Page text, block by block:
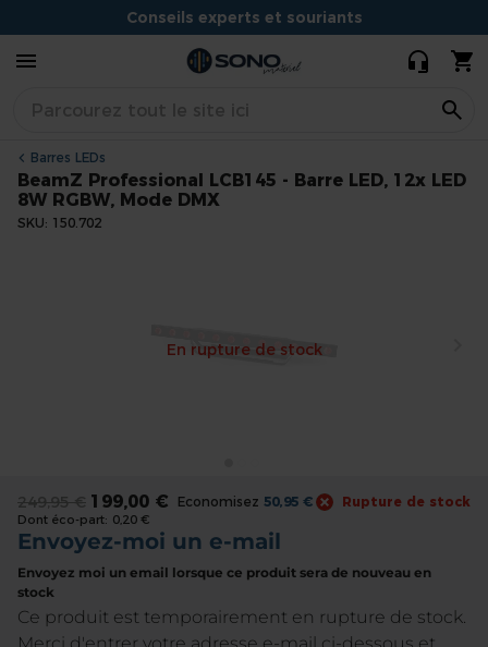
Conseils experts et souriants
Situé à Dijon
Barres LEDs
Barre LED,
12x LED 8W
RGBW, Mode
249,95 €
BeamZ Professional LCB145 - Barre LED, 12x LED
8W RGBW, Mode DMX
SKU 150.702
199,00 €
249,95 € Economisez 50,95 €
Dont éco-part: 0,20 €
Rupture de stock
the
beginning
the
images
gallery
En rupture de stock